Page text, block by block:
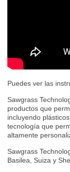
Puedes ver las
Sawgrass
productos que
incluyendo
tecnología que
altamente
Sawgrass
Basilea, Suiza y